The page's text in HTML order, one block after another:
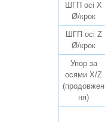
ШГП осі X
Ø/крок
ШГП осі Z
Ø/крок
Упор за
осями X/Z
(продовжен
ня)